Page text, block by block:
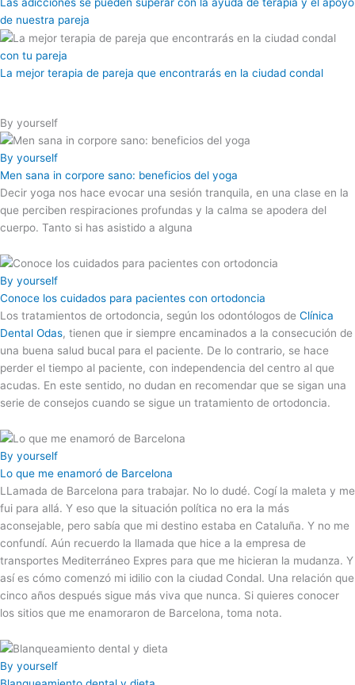
de nuestra pareja
con tu pareja
La mejor terapia de pareja que encontrarás en la ciudad condal
By yourself
By yourself
Men sana in corpore sano: beneficios del yoga
Decir yoga nos hace evocar una sesión tranquila, en una clase en la
que perciben respiraciones profundas y la calma se apodera del
cuerpo. Tanto si has asistido a alguna
By yourself
Conoce los cuidados para pacientes con ortodoncia
Los tratamientos de ortodoncia, según los odontólogos de Clínica
Dental Odas, tienen que ir siempre encaminados a la consecución de
una buena salud bucal para el paciente. De lo contrario, se hace
perder el tiempo al paciente, con independencia del centro al que
acudas. En este sentido, no dudan en recomendar que se sigan una
serie de consejos cuando se sigue un tratamiento de ortodoncia.
By yourself
Lo que me enamoró de Barcelona
LLamada de Barcelona para trabajar. No lo dudé. Cogí la maleta y me
fui para allá. Y eso que la situación política no era la más
aconsejable, pero sabía que mi destino estaba en Cataluña. Y no me
confundí. Aún recuerdo la llamada que hice a la empresa de
transportes Mediterráneo Expres para que me hicieran la mudanza. Y
así es cómo comenzó mi idilio con la ciudad Condal. Una relación que
cinco años después sigue más viva que nunca. Si quieres conocer
los sitios que me enamoraron de Barcelona, toma nota.
By yourself